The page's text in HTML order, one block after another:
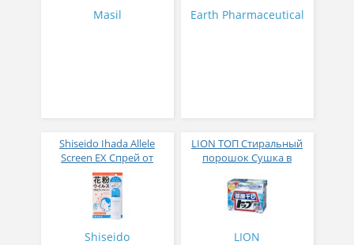
Masil Earth Pharmaceutical
Shiseido Ihada Allele
Screen EX Спрей от
вирусов и аллергий 50
гр
Shiseido
LION ТОП Стиральный
порошок Сушка в
гр
LION